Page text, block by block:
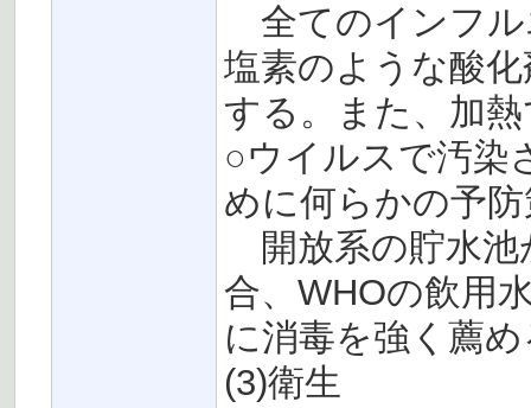
全てのインフル
塩素のような酸
する。また、加
○ウイルスで汚染
めに何らかの予
開放系の貯水池
合、WHOの飲用
に消毒を強く薦
(3)衛生